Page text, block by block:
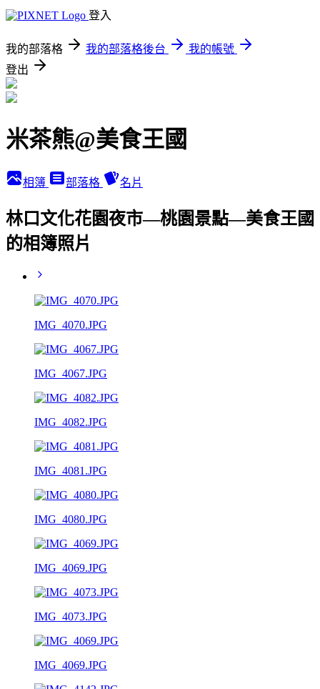
登入
我的部落格 我的部落格後台
我的帳號
登出
米茶熊@美食王國
相簿 部落格 名片
林口文化花園夜市—桃園景點—美食王國
的相簿照片
IMG_4070.JPG
IMG_4067.JPG
IMG_4082.JPG
IMG_4081.JPG
IMG_4080.JPG
IMG_4069.JPG
IMG_4073.JPG
IMG_4069.JPG